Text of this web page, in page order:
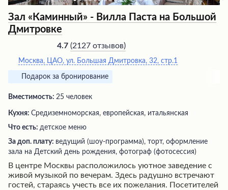
Зал «Каминный» - Вилла Паста на Большой
Дмитровке
4.7 (2127 отзывов)
Москва, ЦАО, ул. Большая Дмитровка, 32, стр.1
Подарок за бронирование
Вместимость: 25 человек
Кухня: Средиземноморская, европейская, итальянская
Что есть: детское меню
За доп. плату: ведущий (шоу-программа), торт, оформление
зала на Детский день рождения, фотограф (фотосессия)
В центре Москвы расположилось уютное заведение с
живой музыкой по вечерам. Здесь радушно встречают
гостей, стараясь учесть все их пожелания. Посетителей